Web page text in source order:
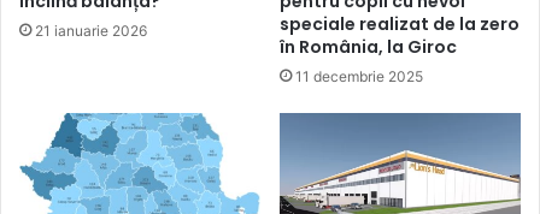
21 ianuarie 2026
speciale realizat de la zero
în România, la Giroc
11 decembrie 2025